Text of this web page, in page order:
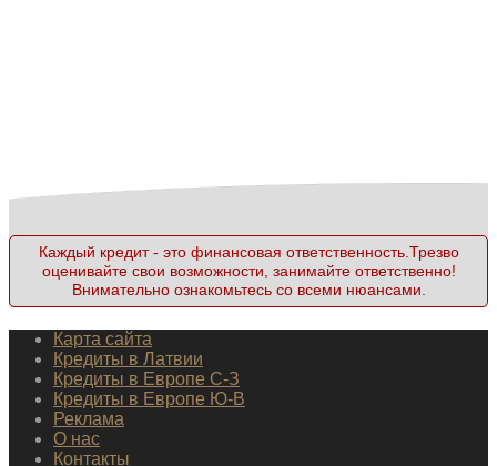
Каждый кредит - это финансовая ответственность.Трезво
оценивайте свои возможности, занимайте ответственно!
Внимательно ознакомьтесь со всеми нюансами.
Карта сайта
Кредиты в Латвии
Кредиты в Европе С-З
Кредиты в Европе Ю-В
Реклама
О нас
Контакты